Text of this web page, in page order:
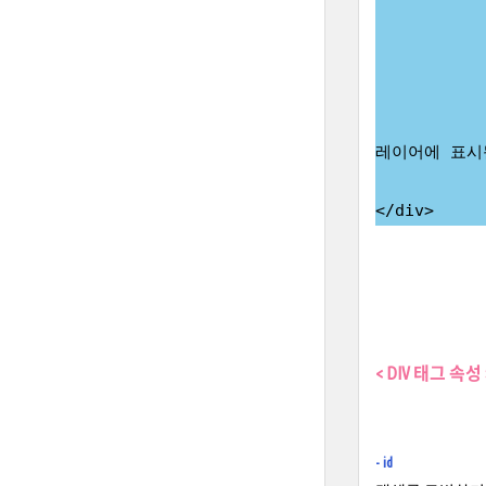
레이어에 표
< DIV 태그 속성
- id